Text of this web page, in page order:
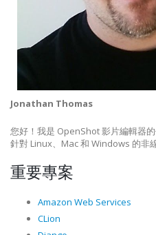
Jonathan Thomas
您好！我是 OpenShot 影片編輯器
針對 Linux、Mac 和 Windows 的非
重要專案
Amazon Web Services
CLion